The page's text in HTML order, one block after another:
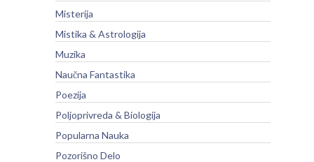
Misterija
Mistika & Astrologija
Muzika
Naučna Fantastika
Poezija
Poljoprivreda & Biologija
Popularna Nauka
Pozorišno Delo